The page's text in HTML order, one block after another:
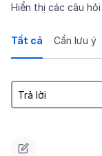
Hiển thị các câu
Tất cả Cần lưu ý